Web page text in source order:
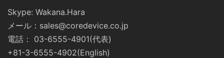
Skype: Wakana.Hara
メール：sales@coredevice.co.jp
電話： 03-6555-4901(代表)
+81-3-6555-4902(English)